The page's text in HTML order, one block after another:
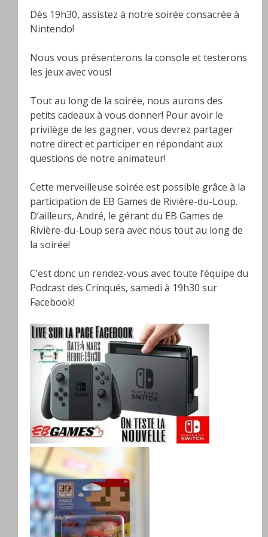
Dès 19h30, assistez à notre soirée consacrée à
Nintendo!
Nous vous présenterons la console et testerons
les jeux avec vous!
Tout au long de la soirée, nous aurons des
petits cadeaux à vous donner! Pour avoir le
privilège de les gagner, vous devrez partager
notre direct et participer en répondant aux
questions de notre animateur!
Cette merveilleuse soirée est possible grâce à la
participation de EB Games de Rivière-du-Loup.
D’ailleurs, André, le gérant du EB Games de
Rivière-du-Loup sera avec nous tout au long de
la soirée!
C’est donc un rendez-vous avec toute l’équipe du
Podcast des Crinqués, samedi à 19h30 sur
Facebook!